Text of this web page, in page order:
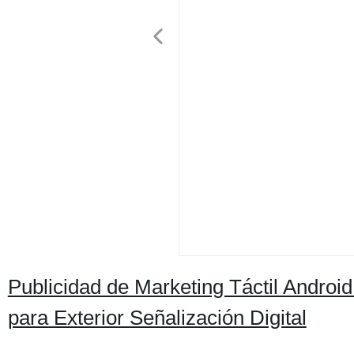
Publicidad de Marketing Táctil
para Exterior Señalización Digital